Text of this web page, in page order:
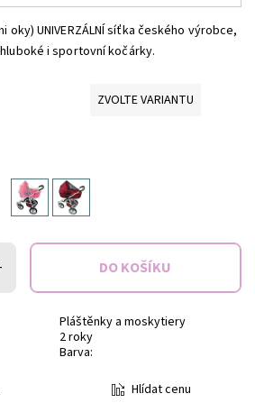
oky) UNIVERZÁLNÍ síťka českého výrobce,
i sportovní kočárky.
ZVOLTE VARIANTU
Pláštěnky a moskytiery
2 roky
Barva:
Hlídat cenu